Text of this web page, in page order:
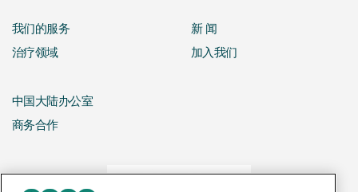
我们的服务
治疗领域
新 闻
加入我们
中国大陆办公室
商务合作